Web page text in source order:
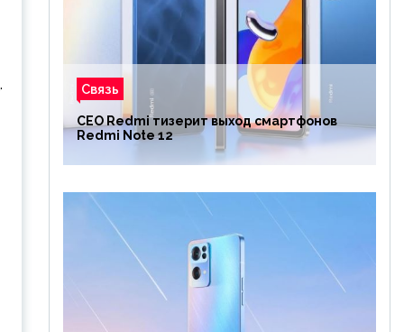
Связь
CEO Redmi тизерит выход смартфонов
Redmi Note 12